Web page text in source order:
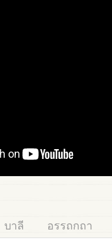
บาลี อรรถกถา